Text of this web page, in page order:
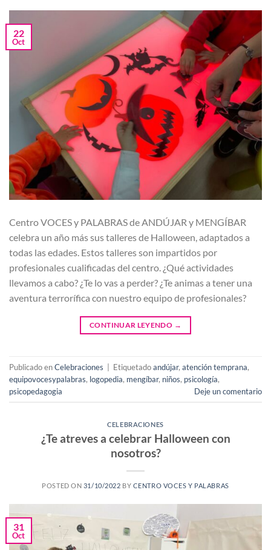
22
Oct
Centro VOCES y PALABRAS de ANDÚJAR y MENGÍBAR
celebra un año más sus talleres de Halloween, adaptados a
todas las edades. Estos talleres son impartidos por
profesionales cualificadas del centro. ¿Qué actividades
llevamos a cabo? ¿Te lo vas a perder? ¿Te animas a tener una
aventura terrorífica con nuestro equipo de profesionales?
CONTINUAR LEYENDO →
Publicado enCelebraciones Etiquetadoandújar, atención temprana,
equipovocesypalabras, logopedia, mengíbar, niños, psicología,
psicopedagogia
Deje un comentario
CELEBRACIONES
¿Te atreves a celebrar Halloween con
nosotros?
POSTED ON 31/10/2022 BY CENTRO VOCES Y PALABRAS
31
Oct